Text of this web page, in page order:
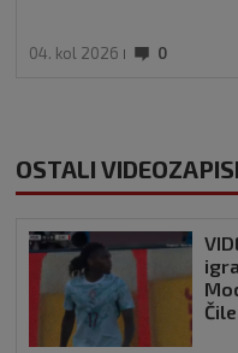
04. kol 2026 0
OSTALI VIDEOZAPISI